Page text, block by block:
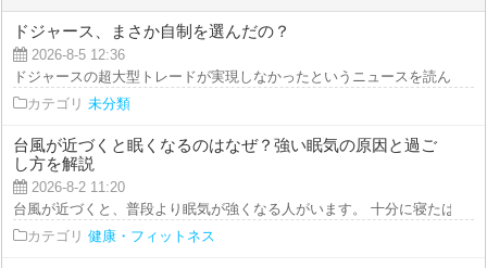
ドジャース、まさか自制を選んだの？
2026-8-5 12:36
ドジャースの超大型トレードが実現しなかったというニュースを読んで、
カテゴリ 未分類
台風が近づくと眠くなるのはなぜ？強い眠気の原因と過ご
し方を解説
2026-8-2 11:20
台風が近づくと、普段より眠気が強くなる人がいます。 十分に寝たはず
カテゴリ 健康・フィットネス